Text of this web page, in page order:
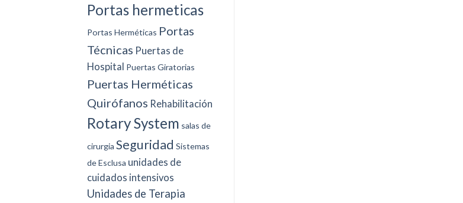
Portas hermeticas
Portas Herméticas Portas
Técnicas Puertas de
Hospital Puertas Giratorias
Puertas Herméticas
Quirófanos Rehabilitación
Rotary System salas de
cirurgia Seguridad Sistemas
de Esclusa unidades de
cuidados intensivos
Unidades de Terapia